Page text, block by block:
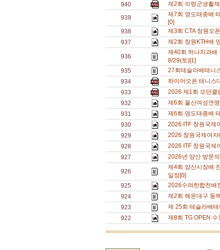
940
제2회 의령군생활
939
제7회 영도태종배
[0]
938
제3회 CTA 창원오
937
제2회 창원KTH배
936
제40회 하나치과배
8/29(토)[1]
935
27회테슬라배테니
934
하이어오픈 테니스
933
2026 제1회 모던
932
제6회 울산여성연
931
제6회 영도태종배
930
2026 ITF 창원국제
929
2026 창원국제여
928
2026 ITF 창원국제
927
2026년 양산 방문
926
제4회 양산시장배
일정[0]
925
2026수려한합천배
924
제2회 해운대구 동
923
제 25회 테슬라배
922
제8회 TG OPEN